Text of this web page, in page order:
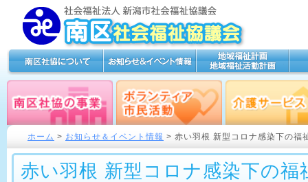
ホーム > お知らせ＆イベント情報 > 赤い羽根 新型コロナ感染下の福
赤い羽根 新型コロナ感染下の